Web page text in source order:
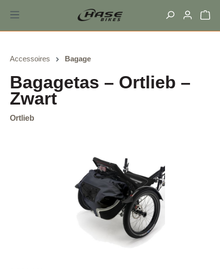
Accessoires Bagage
Bagagetas – Ortlieb –
Zwart
Ortlieb
Afbeeldingengalerij overslaan